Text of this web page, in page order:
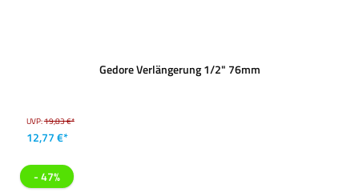
Gedore Verlängerung 1/2" 76mm
UVP:19,83 €*
12,77 €*
- 47%